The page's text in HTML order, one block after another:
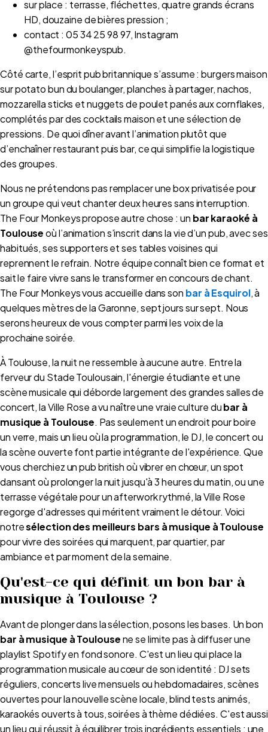
sur place : terrasse, fléchettes, quatre grands écrans
HD, douzaine de bières pression ;
contact : 05 34 25 98 97, Instagram
@thefourmonkeyspub.
Côté carte, l’esprit pub britannique s’assume : burgers maison
sur potato bun du boulanger, planches à partager, nachos,
mozzarella sticks et nuggets de poulet panés aux cornflakes,
complétés par des cocktails maison et une sélection de
pressions. De quoi dîner avant l’animation plutôt que
d’enchaîner restaurant puis bar, ce qui simplifie la logistique
des groupes.
Nous ne prétendons pas remplacer une box privatisée pour
un groupe qui veut chanter deux heures sans interruption.
The Four Monkeys propose autre chose : un bar karaoké à
Toulouseoù l’animation s’inscrit dans la vie d’un pub, avec ses
habitués, ses supporters et ses tables voisines qui
reprennent le refrain. Notre équipe connaît bien ce format et
sait le faire vivre sans le transformer en concours de chant.
The Four Monkeys vous accueille dans son bar à Esquirol, à
quelques mètres de la Garonne, sept jours sur sept. Nous
serons heureux de vous compter parmi les voix de la
prochaine soirée.
À Toulouse, la nuit ne ressemble à aucune autre. Entre la
ferveur du Stade Toulousain, l'énergie étudiante et une
scène musicale qui déborde largement des grandes salles de
concert, la Ville Rose a vu naître une vraie culture dubar à
musique à Toulouse. Pas seulement un endroit pour boire
un verre, mais un lieu où la programmation, le DJ, le concert ou
la scène ouverte font partie intégrante de l'expérience. Que
vous cherchiez un pub british où vibrer en chœur, un spot
dansant où prolonger la nuit jusqu'à 3 heures du matin, ou une
terrasse végétale pour un afterwork rythmé, la Ville Rose
regorge d'adresses qui méritent vraiment le détour. Voici
notresélection des meilleurs bars à musique à Toulouse
pour vivre des soirées qui marquent, par quartier, par
ambiance et par moment de la semaine.
Qu'est-ce qui définit un bon bar à
musique à Toulouse ?
Avant de plonger dans la sélection, posons les bases. Un bon
bar à musique à Toulousene se limite pas à diffuser une
playlist Spotify en fond sonore. C'est un lieu qui place la
programmation musicale au cœur de son identité : DJ sets
réguliers, concerts live mensuels ou hebdomadaires, scènes
ouvertes pour la nouvelle scène locale, blind tests animés,
karaokés ouverts à tous, soirées à thème dédiées. C'est aussi
un lieu qui réussit à équilibrer trois ingrédients essentiels : une